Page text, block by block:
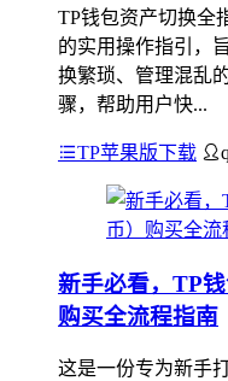
TP钱包资产切换全
的实用操作指引，
换繁琐、管理混乱
骤，帮助用户快...
TP苹果版下载
新手必看，TP
购买全流程指南
这是一份专为新手